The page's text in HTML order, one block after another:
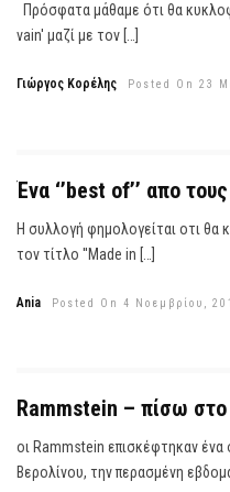
Πρόσφατα μάθαμε ότι θα
vain' μαζί με τον […]
Γιώργος Κορέλης Posted On 23
Ένα ‘’best of’’ απο
Η συλλογή φημολογείται οτι θα
τον τίτλο ''Made in […]
Ania Posted On 4 Νοεμβρίου,
Rammstein – πίσω στο
οι Rammstein επισκέφτηκαν
Βερολίνου, την περασμένη